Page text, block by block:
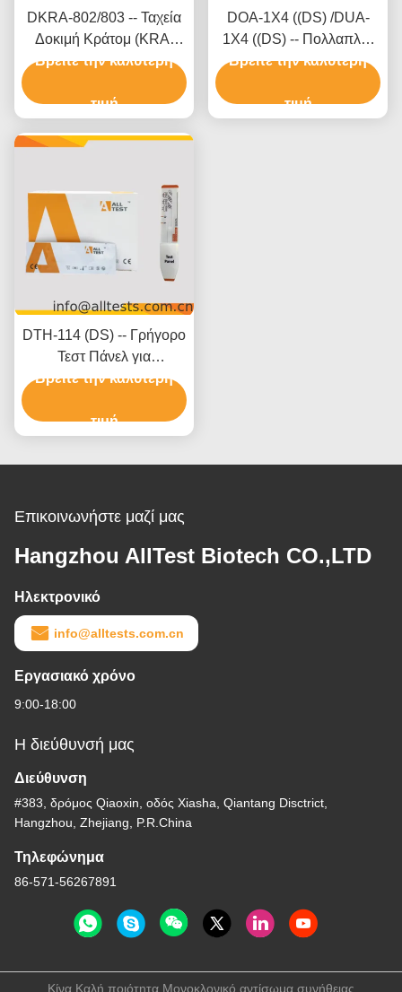
DKRA-802/803 -- Ταχεία
Δοκιμή Κράτομ (KRA)
(Στοματικό Υγρό) (Κασέτα/
Βρείτε την καλύτερη
τιμή
DOA-1X4 ((DS) /DUA-
1X4 ((DS) -- Πολλαπλές
ουσίες 2-20 Ταχεία
Βρείτε την καλύτερη
τιμή
DTH-114 (DS) -- Γρήγορο
Τεστ Πάνελ για
Μαριχουάνα (THC)
Βρείτε την καλύτερη
τιμή
Επικοινωνήστε μαζί μας
Hangzhou AllTest Biotech CO.,LTD
Ηλεκτρονικό
info@alltests.com.cn
Εργασιακό χρόνο
9:00-18:00
Η διεύθυνσή μας
Διεύθυνση
#383, δρόμος Qiaoxin, οδός Xiasha, Qiantang Disctrict,
Hangzhou, Zhejiang, P.R.China
Τηλεφώνημα
86-571-56267891
Κίνα Καλή ποιότητα Μονοκλονικό αντίσωμα συνήθειας